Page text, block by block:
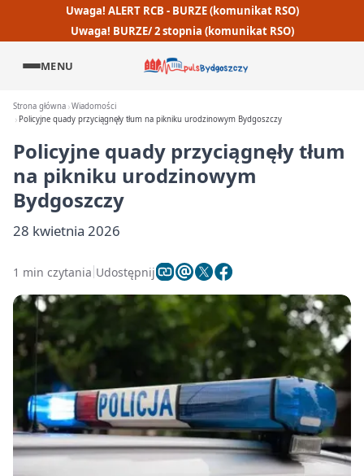
Uwaga! ALERT RCB - BURZE (komunikat RSO)
Uwaga! BURZE/ 2 stopnia (komunikat RSO)
MENU
Strona główna Wiadomości
Policyjne quady przyciągnęły tłum na pikniku urodzinowym Bydgoszczy
Policyjne quady przyciągnęły tłum
na pikniku urodzinowym
Bydgoszczy
28 kwietnia 2026
1 min czytania Udostępnij